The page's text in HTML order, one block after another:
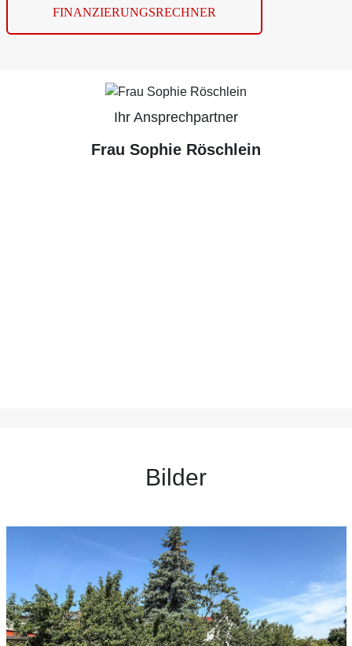
FINANZIERUNGSRECHNER
Ihr Ansprechpartner
Frau Sophie Röschlein
Bilder